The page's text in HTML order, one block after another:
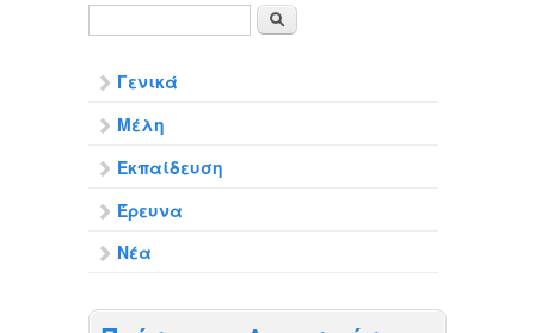
Φόρμα αναζήτησης
Αναζήτηση
Γενικά
Μέλη
Εκπαίδευση
Έρευνα
Νέα